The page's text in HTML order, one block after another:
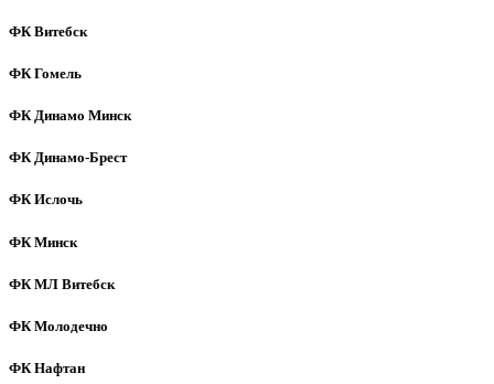
ФК Витебск
ФК Гомель
ФК Динамо Минск
ФК Динамо-Брест
ФК Ислочь
ФК Минск
ФК МЛ Витебск
ФК Молодечно
ФК Нафтан